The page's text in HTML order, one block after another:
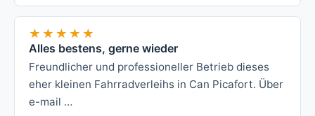
★★★★★
★★★★★
Alles bestens, gerne wieder
Freundlicher und professioneller Betrieb dieses
eher kleinen Fahrradverleihs in Can Picafort. Über
e-mail …